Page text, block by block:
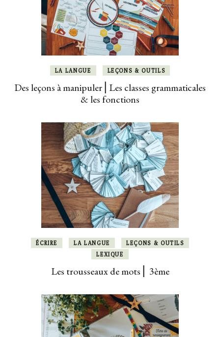
LA LANGUE LEÇONS & OUTILS
Des leçons à manipuler ⎜Les classes grammaticales
& les fonctions
ÉCRIRE LA LANGUE
LEÇONS & OUTILS
LEXIQUE
Les trousseaux de mots ⎜ 3ème